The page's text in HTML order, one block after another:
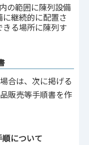
の範囲に陳列設備
継続的に配置さ
る場所に陳列す
合は、次に掲げる
販売等手順書を作
について